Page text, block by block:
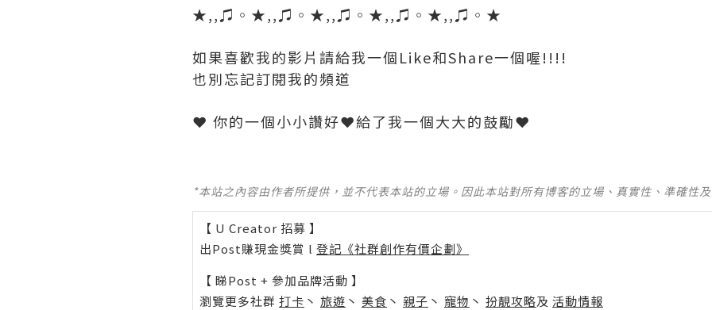
★,,♫◦★,,♫◦★,,♫◦★,,♫◦★,,♫◦★
如果喜歡我的影片請給我一個Like和Share一個喔!!!!
也別忘記訂閱我的頻道
*本站之內容由作者所提供，並不代表本站的立場。因此本站對所有博客的立場、真實性、準確性
【 U Creator 招募 】
出Post賺現金獎賞 l 登記《社群創作有價企劃》
【 睇Post + 參加品牌活動 】
瀏覽更多社群 打卡 丶 旅遊 丶 美食 丶 親子 丶 寵物 丶 扮靚攻略及 活動情報